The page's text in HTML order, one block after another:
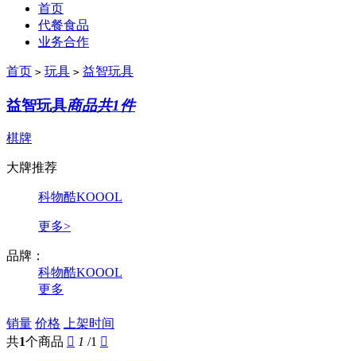
首页
代餐食品
业务合作
首页 > 玩具 > 益智玩具
益智玩具商品共1件
棋牌
大牌推荐
科物酷KOOOL
更多>
品牌：
科物酷KOOOL
更多
销量 价格 上架时间
共1个商品  1 /1 